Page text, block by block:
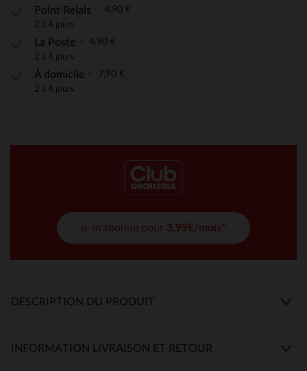
Point Relais 4,90 €
2 à 4 jours
La Poste 4,90 €
2 à 4 jours
À domicile 7,90 €
2 à 4 jours
je m'abonne pour 3,99€/mois*
DESCRIPTION DU PRODUIT
INFORMATION LIVRAISON ET RETOUR